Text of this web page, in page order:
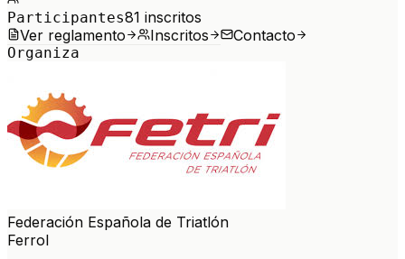
Participantes81 inscritos
Ver reglamento
Inscritos Contacto
Organiza
Federación Española de Triatlón
Ferrol